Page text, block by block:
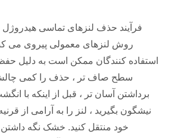
روش لنزهای معمولی پیروی می
استفاده کنندگان ممکن است به دلیل
سطح صاف تر ، حذف را کمی چالش
برداشتن آسان تر ، قبل از اینکه با
نیشگون بگیرید ، لنز را به آرامی از
خود منتقل کنید. خشک نگه